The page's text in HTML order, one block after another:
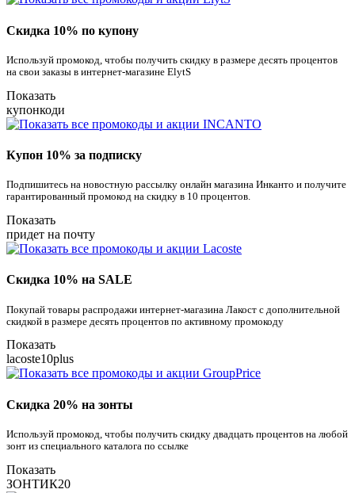
Скидка 10% по купону
Используй промокод, чтобы получить скидку в размере десять процентов
на свои заказы в интернет-магазине ElytS
Показать
купонкоди
Купон 10% за подписку
Подпишитесь на новостную рассылку онлайн магазина Инканто и получите
гарантированный промокод на скидку в 10 процентов.
Показать
придет на почту
Скидка 10% на SALE
Покупай товары распродажи интернет-магазина Лакост с дополнительной
скидкой в размере десять процентов по активному промокоду
Показать
lacoste10plus
Скидка 20% на зонты
Используй промокод, чтобы получить скидку двадцать процентов на любой
зонт из специального каталога по ссылке
Показать
ЗОНТИК20